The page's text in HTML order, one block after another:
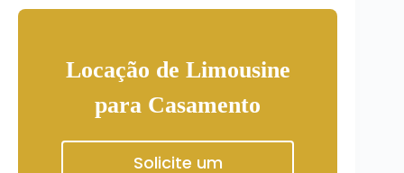
Locação de Limousine
para Casamento
Solicite um